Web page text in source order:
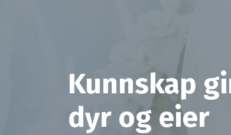
Kunnskap
dyr og eier